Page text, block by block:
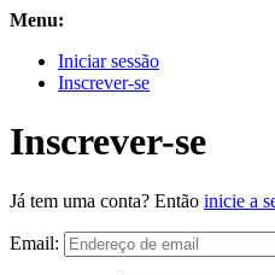
Menu:
Iniciar sessão
Inscrever-se
Inscrever-se
Já tem uma conta? Então inicie a
Email: